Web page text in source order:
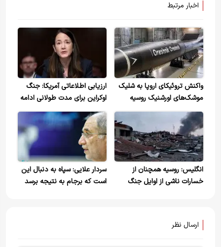
اخبار مرتبط
واکنش تروئیکای اروپا به شلیک
موشک‌های اورشنیک روسیه
ارزیابی اطلاعاتی آمریکا: جنگ
اوکراین برای مدت طولانی ادامه
خواهد داشت
انگلیس: روسیه همچنان از
خسارات ناشی از اوایل جنگ
سردار علایی: سپاه به دنبال این
است که برجام به نتیجه برسد
ارسال نظر